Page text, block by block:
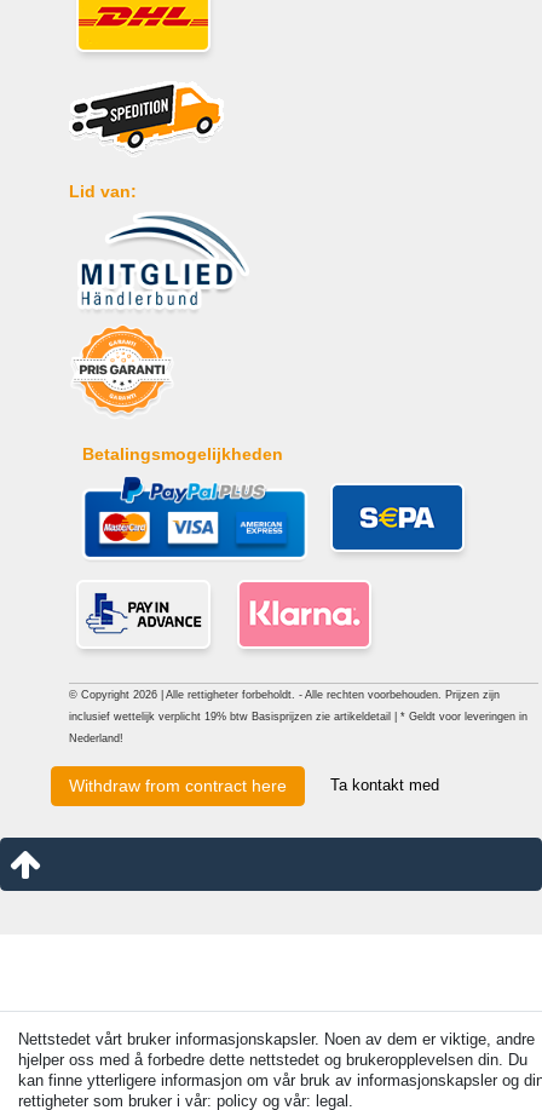
Lid van:
Betalingsmogelijkheden
© Copyright 2026 | Alle rettigheter forbeholdt. - Alle rechten voorbehouden. Prijzen zijn
inclusief wettelijk verplicht 19% btw Basisprijzen zie artikeldetail | * Geldt voor leveringen in
Nederland!
Withdraw from contract here Ta kontakt med
Nettstedet vårt bruker informasjonskapsler. Noen av dem er viktige, andre
hjelper oss med å forbedre dette nettstedet og brukeropplevelsen din. Du
kan finne ytterligere informasjon om vår bruk av informasjonskapsler og
rettigheter som bruker i vår: policy og vår: legal.